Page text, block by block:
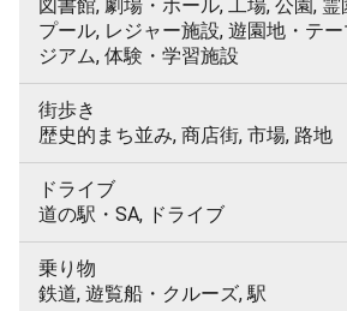
図書館, 劇場・ホール, 工場, 公園, 霊
プール, レジャー施設, 遊園地・テ
ジアム, 体験・学習施設
街歩き
歴史的まち並み, 商店街, 市場, 路地
ドライブ
道の駅・SA, ドライブ
乗り物
鉄道, 遊覧船・クルーズ, 駅